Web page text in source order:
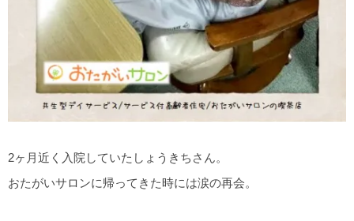
2ヶ月近く入院していたしょうきちさん。
おたがいサロンに帰ってきた時には涙の再会。